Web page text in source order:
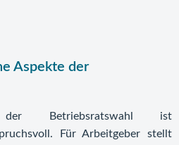
Aspekte der
Betriebsratswahl ist
Für Arbeitgeber stellt